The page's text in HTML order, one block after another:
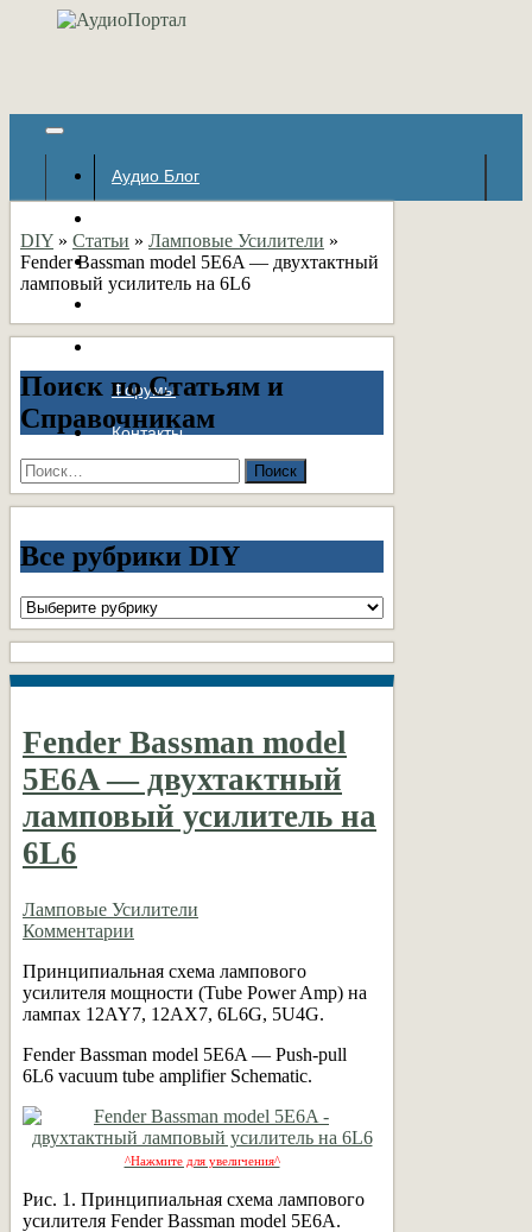
Аудио Блог
Авторские страницы
Форумы
Контакты
DIY » Статьи » Ламповые Усилители »
Fender Bassman model 5E6A — двухтактный
ламповый усилитель на 6L6
Поиск по Статьям и
Справочникам
Найти:
Все рубрики DIY
Все
рубрики
DIY
Fender Bassman model
5E6A — двухтактный
ламповый усилитель на
6L6
Ламповые Усилители
Комментарии
Принципиальная схема лампового
усилителя мощности (Tube Power Amp) на
лампах 12AY7, 12AX7, 6L6G, 5U4G.
Fender Bassman model 5E6A — Push-pull
6L6 vacuum tube amplifier Schematic.
^Нажмите для увеличения^
Рис. 1. Принципиальная схема лампового
усилителя Fender Bassman model 5E6A.